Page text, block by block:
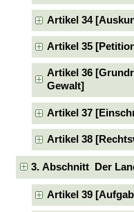
Artikel 34
Artikel 35
Artikel 36
Gewalt]
Artikel 37
Artikel 38
3. Abschnitt Der
Artikel 39